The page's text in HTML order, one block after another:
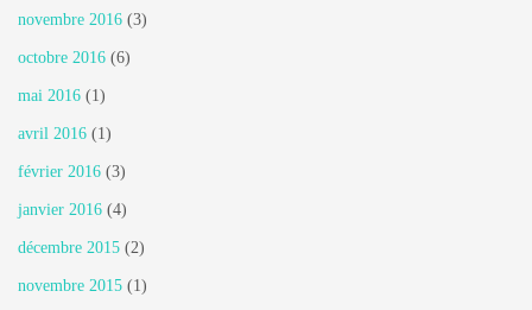
novembre 2016 (3)
octobre 2016 (6)
mai 2016 (1)
avril 2016 (1)
février 2016 (3)
janvier 2016 (4)
décembre 2015 (2)
novembre 2015 (1)